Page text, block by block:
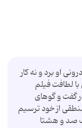
او برد و نه کار
لطافت فیلم
گفت و گوهای
از خود ترسیم
صد و هشتا